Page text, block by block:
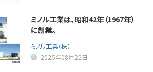
ミノル工業は、昭和42年（1967年）
に創業。
ミノル工業（株）
2025年08月22日